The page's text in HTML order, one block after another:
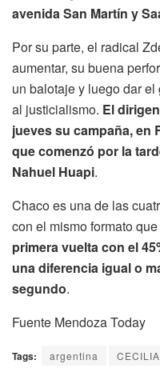
avenida San Martín y
Por su parte, el radical
aumentar, su buena
un balotaje y luego dar
al justicialismo. El
jueves su campaña, en
que comenzó por la
Nahuel Huapi.
Chaco es una de las
con el mismo formato
primera vuelta con el
una diferencia igual o
segundo.
Fuente Mendoza Today
Tags: argentina CECILIA